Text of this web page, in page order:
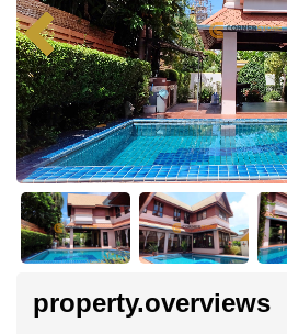
property.overviews